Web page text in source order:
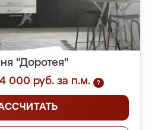
"Доротея"
000 руб. за п.м.
?